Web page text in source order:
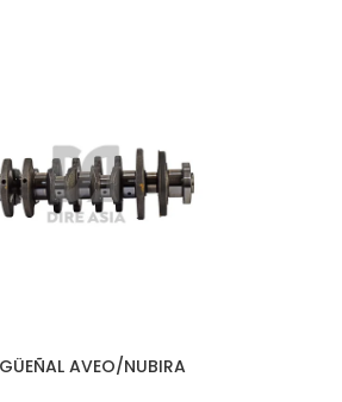
CARRITOAVEO/NUBIRA